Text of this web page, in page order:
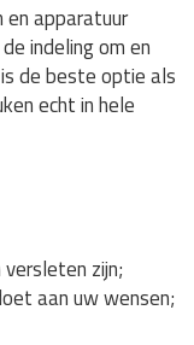
en apparatuur
indeling om en
de beste optie als
echt in hele
zijn;
aan uw wensen;